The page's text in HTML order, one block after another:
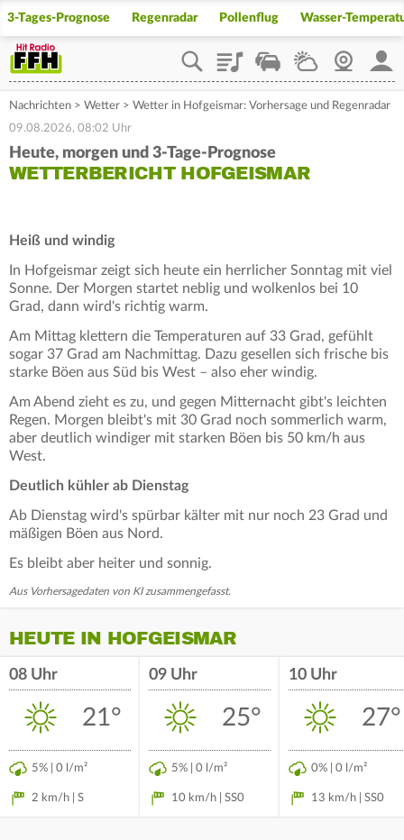
3-Tages-Prognose Regenradar Pollenflug Wasser-
PlaylistStaupilotWetterWebcam
Nachrichten > Wetter > Wetter in Hofgeismar: Vorhersage und Regenradar
09.08.2026, 08:02 Uhr
Heute, morgen und 3-Tage-Prognose
WETTERBERICHT HOFGEISMAR
Heiß und windig
In Hofgeismar zeigt sich heute ein herrlicher Sonntag mit viel
Sonne. Der Morgen startet neblig und wolkenlos bei 10
Grad, dann wird's richtig warm.
Am Mittag klettern die Temperaturen auf 33 Grad, gefühlt
sogar 37 Grad am Nachmittag. Dazu gesellen sich frische bis
starke Böen aus Süd bis West – also eher windig.
Am Abend zieht es zu, und gegen Mitternacht gibt's leichten
Regen. Morgen bleibt's mit 30 Grad noch sommerlich warm,
aber deutlich windiger mit starken Böen bis 50 km/h aus
West.
Deutlich kühler ab Dienstag
Ab Dienstag wird's spürbar kälter mit nur noch 23 Grad und
mäßigen Böen aus Nord.
Es bleibt aber heiter und sonnig.
Aus Vorhersagedaten von KI zusammengefasst.
HEUTE IN HOFGEISMAR
08 Uhr
21°
5% | 0 l/m²
2 km/h | S
09 Uhr
25°
5% | 0 l/m²
10 km/h | SS0
10 Uhr
27°
0% | 0 l/m²
13 km/h | SS0